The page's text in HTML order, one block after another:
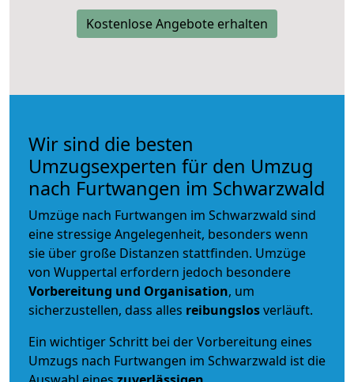
Kostenlose Angebote erhalten
Wir sind die besten
Umzugsexperten für den Umzug
nach Furtwangen im Schwarzwald
Umzüge nach Furtwangen im Schwarzwald sind
eine stressige Angelegenheit, besonders wenn
sie über große Distanzen stattfinden. Umzüge
von Wuppertal erfordern jedoch besondere
Vorbereitung und Organisation, um
sicherzustellen, dass alles reibungslosverläuft.
Ein wichtiger Schritt bei der Vorbereitung eines
Umzugs nach Furtwangen im Schwarzwald ist die